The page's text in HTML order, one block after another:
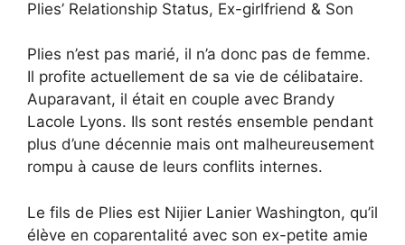
Plies’ Relationship Status, Ex-girlfriend & Son
Plies n’est pas marié, il n’a donc pas de femme.
Il profite actuellement de sa vie de célibataire.
Auparavant, il était en couple avec Brandy
Lacole Lyons. Ils sont restés ensemble pendant
plus d’une décennie mais ont malheureusement
rompu à cause de leurs conflits internes.
Le fils de Plies est Nijier Lanier Washington, qu’il
élève en coparentalité avec son ex-petite amie